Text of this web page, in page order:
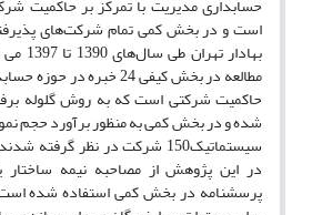
است و در بخش کمی تمام شرکت‌های
مطالعه در بخش کیفی 24 خبره
حاکمیت شرکتی است که به روش گلوله
شده و در بخش کمی به منظور برآورد حجم
سیستماتیک150 شرکت در نظر
در این پژوهش از مصاحبه نیمه
پرسشنامه در بخش کمی استفاده شده